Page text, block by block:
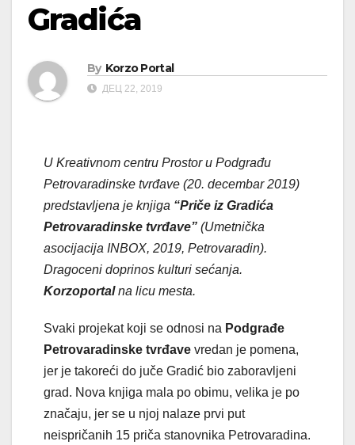
Gradića
By Korzo Portal
ДЕЦ 22, 2019
U Kreativnom centru Prostor u Podgrađu
Petrovaradinske tvrđave (20. decembar 2019)
predstavljena je knjiga “Priče iz Gradića
Petrovaradinske tvrđave” (Umetnička
asocijacija INBOX, 2019, Petrovaradin).
Dragoceni doprinos kulturi sećanja.
Korzoportalna licu mesta.
Svaki projekat koji se odnosi na Podgrađe
Petrovaradinske tvrđave vredan je pomena,
jer je takoreći do juče Gradić bio zaboravljeni
grad. Nova knjiga mala po obimu, velika je po
značaju, jer se u njoj nalaze prvi put
neispričanih 15 priča stanovnika Petrovaradina.